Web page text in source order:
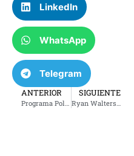
LinkedIn
WhatsApp
Telegram
ANTERIOR
Programa Polecias y Bandidos 31 de octubre 2024
SIGUIENTE
Ryan Walters exige a Kamala Harris reembolso por costos de inmigración